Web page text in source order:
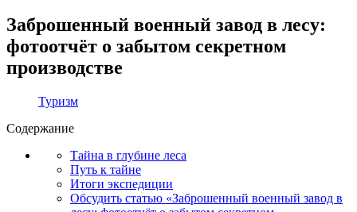
Заброшенный военный завод в лесу:
фотоотчёт о забытом секретном
производстве
Туризм
Содержание
Тайна в глубине леса
Путь к тайне
Итоги экспедиции
Обсудить статью «Заброшенный военный завод в